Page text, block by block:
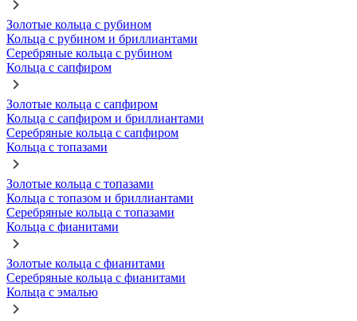
Золотые кольца с рубином
Кольца с рубином и бриллиантами
Серебряные кольца с рубином
Кольца с сапфиром
Золотые кольца с сапфиром
Кольца с сапфиром и бриллиантами
Серебряные кольца с сапфиром
Кольца с топазами
Золотые кольца с топазами
Кольца с топазом и бриллиантами
Серебряные кольца с топазами
Кольца с фианитами
Золотые кольца с фианитами
Серебряные кольца с фианитами
Кольца с эмалью